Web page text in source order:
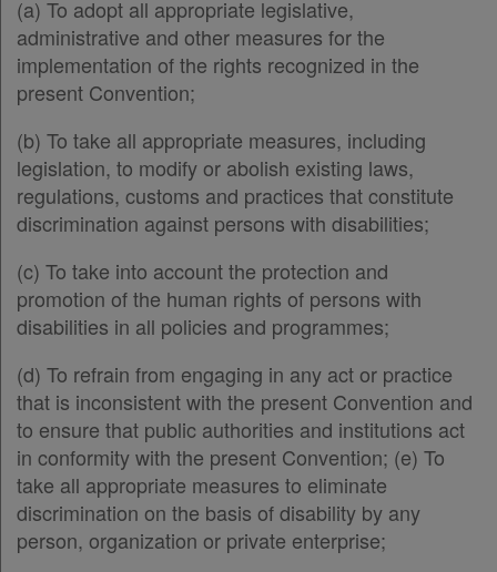
(a) To adopt all appropriate legislative,
administrative and other measures for the
implementation of the rights recognized in the
present Convention;
(b) To take all appropriate measures, including
legislation, to modify or abolish existing laws,
regulations, customs and practices that constitute
discrimination against persons with disabilities;
(c) To take into account the protection and
promotion of the human rights of persons with
disabilities in all policies and programmes;
(d) To refrain from engaging in any act or practice
that is inconsistent with the present Convention and
to ensure that public authorities and institutions act
in conformity with the present Convention; (e) To
take all appropriate measures to eliminate
discrimination on the basis of disability by any
person, organization or private enterprise;